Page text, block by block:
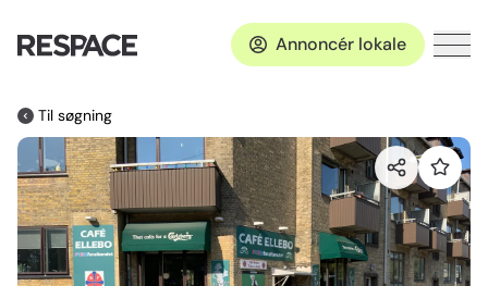
Annoncér lokale
Til søgning